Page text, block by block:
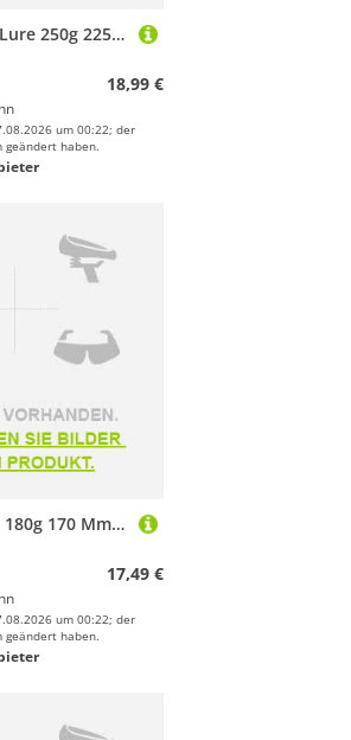
Jlc Calamar Soft Lure 250g 225 Mm Mehrfarbig
18,99 €
um 00:22; der
geändert haben.
Jlc Xipi Soft Lure 180g 170 Mm Mehrfarbig
17,49 €
um 00:22; der
geändert haben.